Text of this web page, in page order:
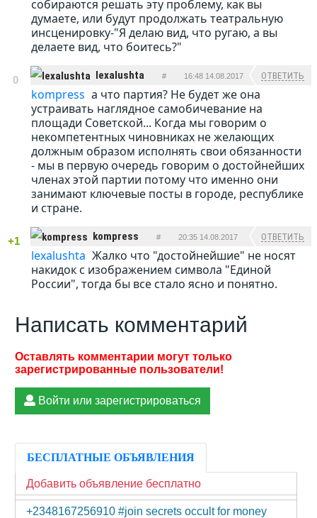
собираются решать эту проблему, как вы
думаете, или будут продолжать театральную
инсценировку-"Я делаю вид, что ругаю, а вы
делаете вид, что боитесь?"
0 lexalushta # 16:48 14.08.2017 ОТВЕТИТЬ
kompress а что партия? Не будет же она
устраивать наглядное самобичевание на
площади Советской... Когда мы говорим о
некомпетентных чиновниках не желающих
должным образом исполнять свои обязанности
- мы в первую очередь говорим о достойнейших
членах этой партии потому что именно они
занимают ключевые посты в городе, республике
и стране.
+1 kompress # 20:35 14.08.2017 ОТВЕТИТЬ
lexalushta Жалко что "достойнейшие" не носят
накидок с изображением символа "Единой
России", тогда бы все стало ясно и понятно.
Написать комментарий
Войти или зарегистрироваться
БЕСПЛАТНЫЕ ОБЪЯВЛЕНИЯ
Добавить объявление бесплатно
+2348167256910 #join secrets occult for money